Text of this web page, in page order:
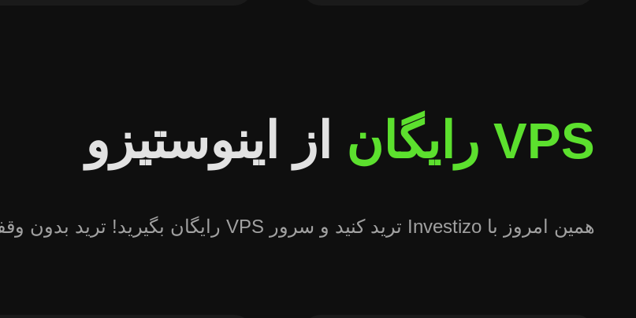
VPS رایگان از اینوستیزو
همین امروز با Investizo ترید کنید و سرور VPS رایگان بگیرید! ترید بدون وقفه و حداکثر مزایای معاملاتی در انتظار شماست.